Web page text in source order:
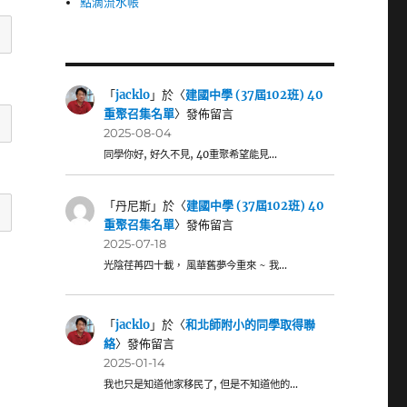
「jacklo」於〈建國中學 (37屆102班) 40
重聚召集名單〉發佈留言
2025-08-04
同學你好, 好久不見, 40重聚希望能見…
「丹尼斯」於〈建國中學 (37屆102班) 40
重聚召集名單〉發佈留言
2025-07-18
光陰荏苒四十載， 風華舊夢今重來 ~ 我…
「jacklo」於〈和北師附小的同學取得聯
絡〉發佈留言
2025-01-14
我也只是知道他家移民了, 但是不知道他的…